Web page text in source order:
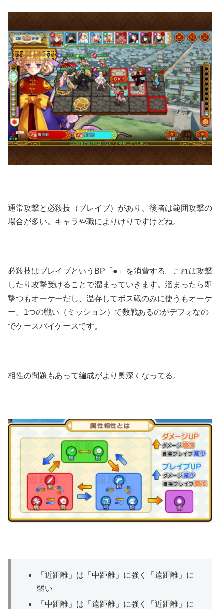
通常攻撃と必殺技（ブレイブ）があり、後者は範囲攻撃の
場合が多い。キャラや職によりけりですけどね。
必殺技はブレイブというBP「●」を消費する。これは攻撃
したり攻撃受けることで溜まっていきます。溜まったら即
撃つもオーケーだし、温存してボス戦のみに使うもオーケ
ー。1つの戦い（ミッション）で数戦あるのがデフォなの
でケースバイケースです。
相性の問題もあって編成がより奥深くなってる。
「近距離」は「中距離」に強く「遠距離」に
弱い
「中距離」は「遠距離」に強く「近距離」に